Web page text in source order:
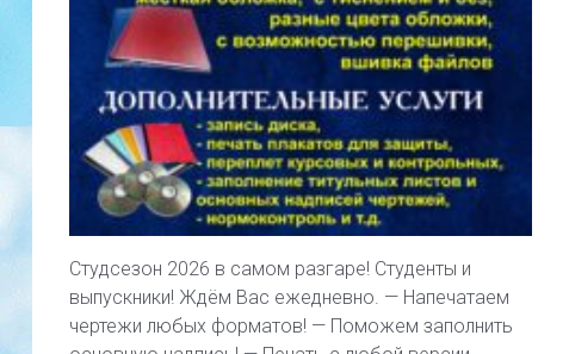
Студсезон 2026 в самом разгаре! Студенты и
выпускники! Ждём Вас ежедневно. — Напечатаем
чертежи любых форматов! — Поможем заполнить